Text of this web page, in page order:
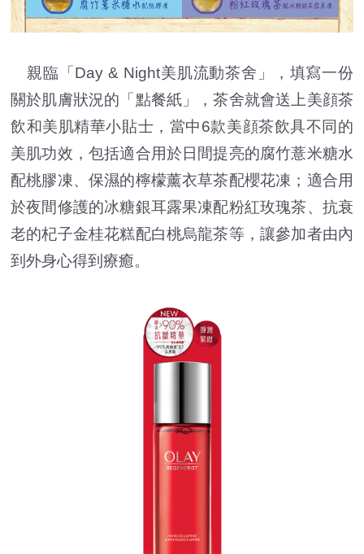
親臨「Day & Night美肌流動茶舍」，填寫一份
關於肌膚狀況的「點餐紙」，茶舍就會送上美顔茶
飲和美肌精華小貼士，當中6款美顔茶飲具不同的
美肌功效，包括適合用於日間提亮的腐竹薏米糖水
配桃膠凍、保濕的檸檬薰衣草茶配櫻花凍；適合用
於夜間修護的冰糖銀耳露果凍配粉紅玫瑰茶、抗衰
老的杞子金桂花糕配白桃烏龍茶等，讓參加者由內
到外身心得到療癒。